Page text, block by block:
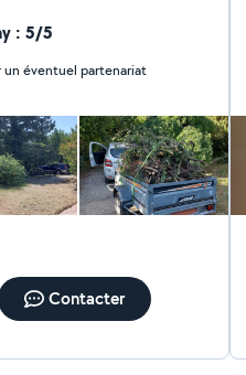
des travaux de
courses diverses pour
Au plaisir de
: 5/5
éventuel partenariat
Contacter